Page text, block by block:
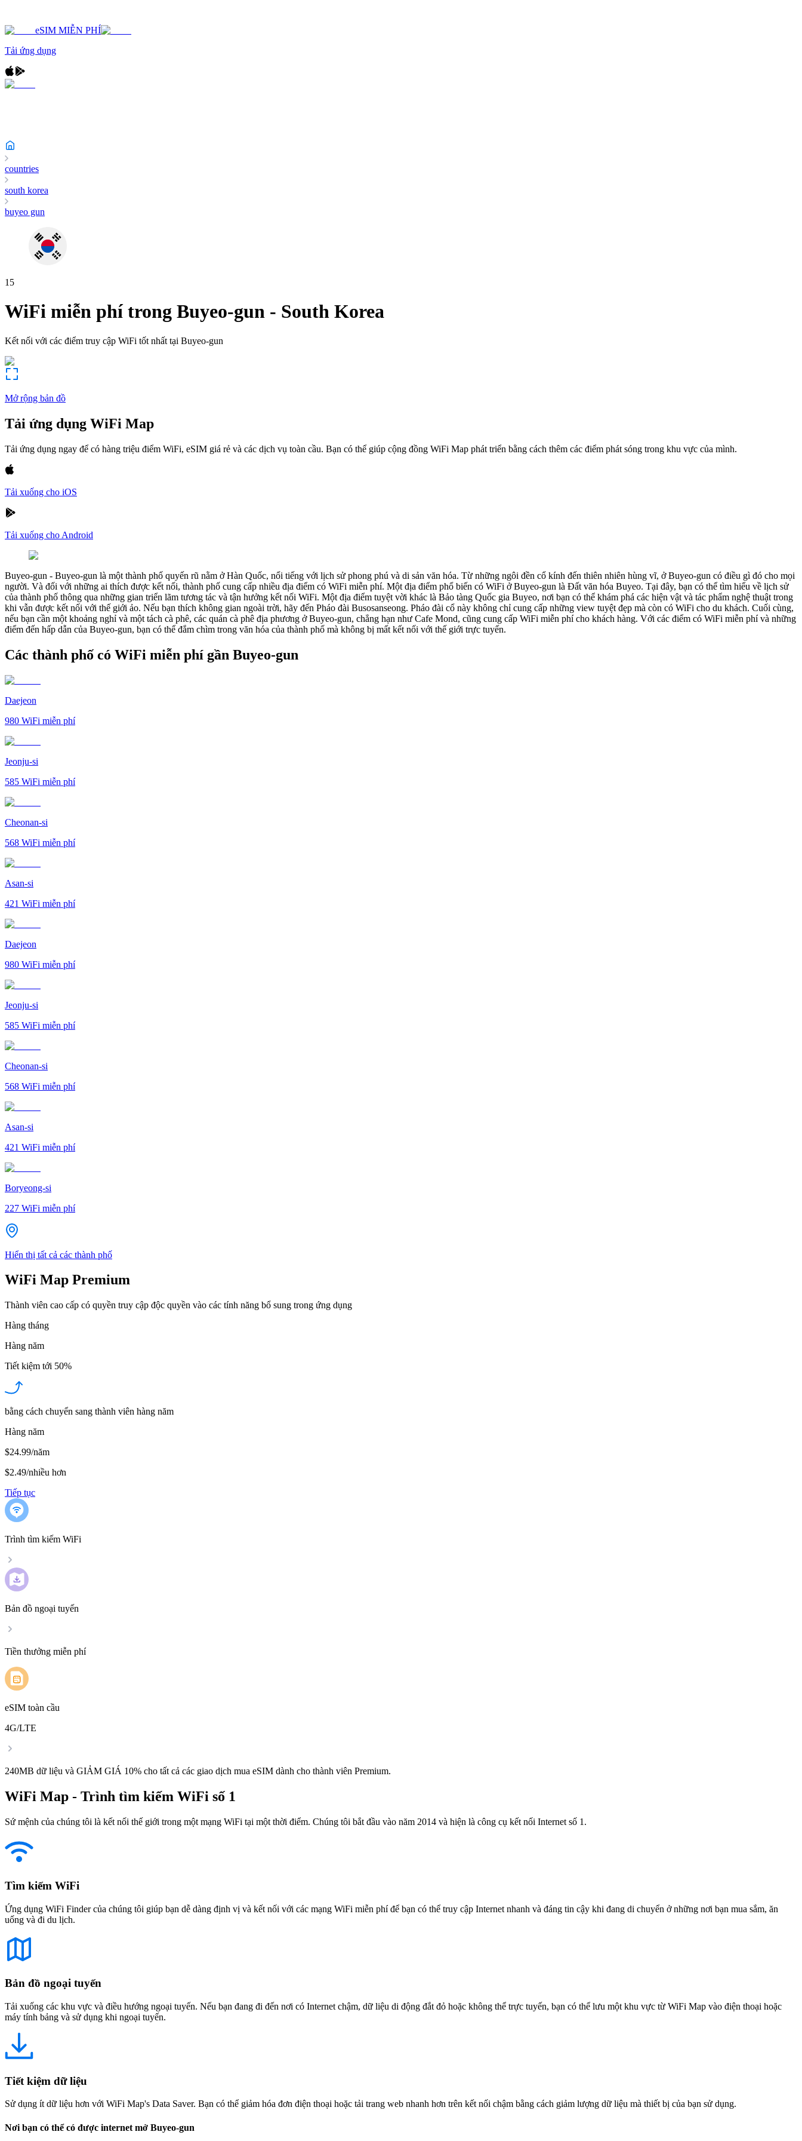
eSIM MIỄN PHÍ
Tải ứng dụng
countries
south korea
buyeo gun
15
WiFi miễn phí trong Buyeo-gun - South Korea
Kết nối với các điểm truy cập WiFi tốt nhất tại Buyeo-gun
Mở rộng bản đồ
Tải ứng dụng WiFi Map
Tải ứng dụng ngay để có hàng triệu điểm WiFi, eSIM giá rẻ và các dịch vụ toàn cầu. Bạn có thể giúp cộng đồng WiFi Map phát triển bằng cách thêm các điểm phát sóng trong khu vực của mình.
Tải xuống cho iOS
Tải xuống cho Android
Buyeo-gun - Buyeo-gun là một thành phố quyến rũ nằm ở Hàn Quốc, nổi tiếng với lịch sử phong phú và di sản văn hóa. Từ những ngôi đền cổ kính đến thiên nhiên hùng vĩ, ở Buyeo-gun có điều gì đó cho mọi
người. Và đối với những ai thích được kết nối, thành phố cung cấp nhiều địa điểm có WiFi miễn phí. Một địa điểm phổ biến có WiFi ở Buyeo-gun là Đất văn hóa Buyeo. Tại đây, bạn có thể tìm hiểu về lịch sử
của thành phố thông qua những gian triển lãm tương tác và tận hưởng kết nối WiFi. Một địa điểm tuyệt vời khác là Bảo tàng Quốc gia Buyeo, nơi bạn có thể khám phá các hiện vật và tác phẩm nghệ thuật trong
khi vẫn được kết nối với thế giới ảo. Nếu bạn thích không gian ngoài trời, hãy đến Pháo đài Busosanseong. Pháo đài cổ này không chỉ cung cấp những view tuyệt đẹp mà còn có WiFi cho du khách. Cuối cùng,
nếu bạn cần một khoảng nghỉ và một tách cà phê, các quán cà phê địa phương ở Buyeo-gun, chẳng hạn như Cafe Mond, cũng cung cấp WiFi miễn phí cho khách hàng. Với các điểm có WiFi miễn phí và những
điểm đến hấp dẫn của Buyeo-gun, bạn có thể đắm chìm trong văn hóa của thành phố mà không bị mất kết nối với thế giới trực tuyến.
Các thành phố có WiFi miễn phí gần Buyeo-gun
Daejeon
980 WiFi miễn phí
Jeonju-si
585 WiFi miễn phí
Cheonan-si
568 WiFi miễn phí
Asan-si
421 WiFi miễn phí
Daejeon
980 WiFi miễn phí
Jeonju-si
585 WiFi miễn phí
Cheonan-si
568 WiFi miễn phí
Asan-si
421 WiFi miễn phí
Boryeong-si
227 WiFi miễn phí
Hiển thị tất cả các thành phố
WiFi Map Premium
Thành viên cao cấp có quyền truy cập độc quyền vào các tính năng bổ sung trong ứng dụng
Hàng tháng
Hàng năm
Tiết kiệm tới 50%
bằng cách chuyển sang thành viên hàng năm
Hàng năm
$24.99/năm
$2.49/nhiều hơn
Tiếp tục
Trình tìm kiếm WiFi
Bản đồ ngoại tuyến
Tiền thưởng miễn phí
eSIM toàn cầu
4G/LTE
240MB dữ liệu và GIẢM GIÁ 10% cho tất cả các giao dịch mua eSIM dành cho thành viên Premium.
WiFi Map - Trình tìm kiếm WiFi số 1
Sứ mệnh của chúng tôi là kết nối thế giới trong một mạng WiFi tại một thời điểm. Chúng tôi bắt đầu vào năm 2014 và hiện là công cụ kết nối Internet số 1.
Tìm kiếm WiFi
Ứng dụng WiFi Finder của chúng tôi giúp bạn dễ dàng định vị và kết nối với các mạng WiFi miễn phí để bạn có thể truy cập Internet nhanh và đáng tin cậy khi đang di chuyển ở những nơi bạn mua sắm, ăn
uống và đi du lịch.
Bản đồ ngoại tuyến
Tải xuống các khu vực và điều hướng ngoại tuyến. Nếu bạn đang đi đến nơi có Internet chậm, dữ liệu di động đắt đỏ hoặc không thể trực tuyến, bạn có thể lưu một khu vực từ WiFi Map vào điện thoại hoặc
máy tính bảng và sử dụng khi ngoại tuyến.
Tiết kiệm dữ liệu
Sử dụng ít dữ liệu hơn với WiFi Map's Data Saver. Bạn có thể giảm hóa đơn điện thoại hoặc tải trang web nhanh hơn trên kết nối chậm bằng cách giảm lượng dữ liệu mà thiết bị của bạn sử dụng.
Nơi bạn có thể có được internet mở Buyeo-gun